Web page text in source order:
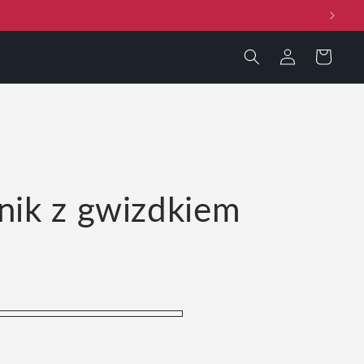
Zaloguj
się
Koszyk
z gwizdkiem